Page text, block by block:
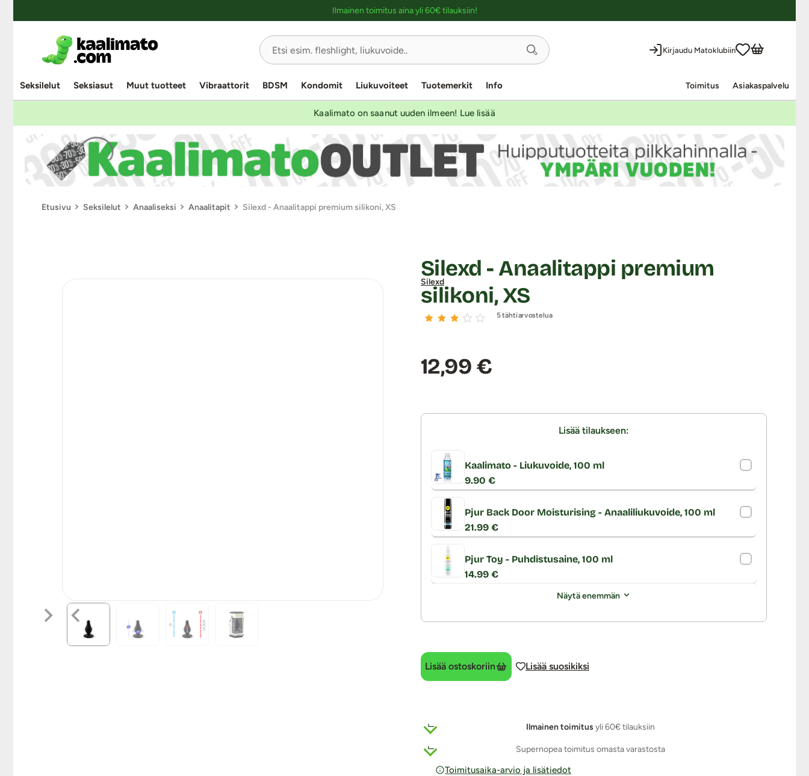
Ilmainen toimitus aina yli 60€ tilauksiin!
Kirjaudu Matoklubiin
Seksilelut Seksiasut Muut tuotteet Vibraattorit BDSM Kondomit Liukuvoiteet Tuotemerkit Info Toimitus Asiakaspalvelu
Kaalimato on saanut uuden ilmeen! Lue lisää
Etusivu Seksilelut Anaaliseksi Anaalitapit Silexd - Anaalitappi premium silikoni, XS
Silexd
Silexd - Anaalitappi premium
silikoni, XS
5 tähtiarvostelua
Hinta:
12,99 €
Lisää tilaukseen:
Kaalimato - Liukuvoide, 100 ml
9.90 €
Pjur Back Door Moisturising - Anaaliliukuvoide, 100 ml
21.99 €
Pjur Toy - Puhdistusaine, 100 ml
14.99 €
Näytä enemmän
Lisää ostoskoriin Lisää suosikiksi
Ilmainen toimitus yli 60€ tilauksiin
Supernopea toimitus omasta varastosta
Toimitusaika-arvio ja lisätiedot